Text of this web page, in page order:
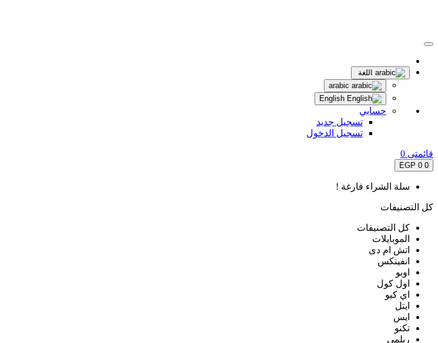
اللغة
حسابي
تسجيل جديد
تسجيل الدخول
قائمتى 0
0
0 EGP
سلة الشراء فارغة !
كل التصنيفات
كل التصنيفات
الموبايلات
اتش ام دى
انفينكس
اوبو
اول كول
اي كيو
ايتل
ايس
تكنو
ريلمي